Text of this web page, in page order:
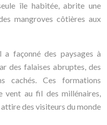
île habitée, abrite une
mangroves côtières aux
a façonné des paysages à
des falaises abruptes, des
cachés. Ces formations
vent au fil des millénaires,
des visiteurs du monde